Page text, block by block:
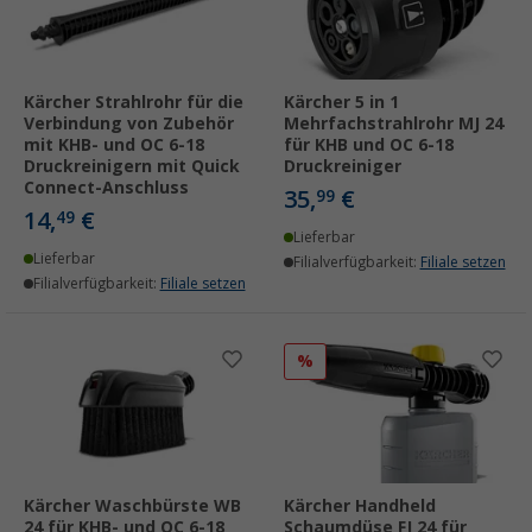
Kärcher Strahlrohr für die
Verbindung von Zubehör
mit KHB- und OC 6-18
Druckreinigern mit Quick
Connect-Anschluss
14,49 €
Lieferbar
Filialverfügbarkeit: Filiale setzen
Kärcher 5 in 1
Mehrfachstrahlrohr MJ 24
für KHB und OC 6-18
Druckreiniger
35,99 €
Lieferbar
Filialverfügbarkeit: Filiale setzen
Kärcher Waschbürste WB
24 für KHB- und OC 6-18
%
Kärcher Handheld
Schaumdüse FJ 24 für